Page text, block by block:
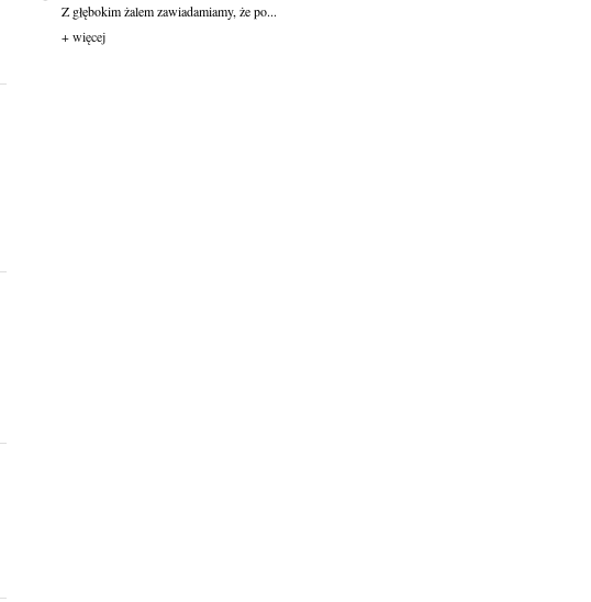
Z głębokim żalem zawiadamiamy, że po...
+ więcej